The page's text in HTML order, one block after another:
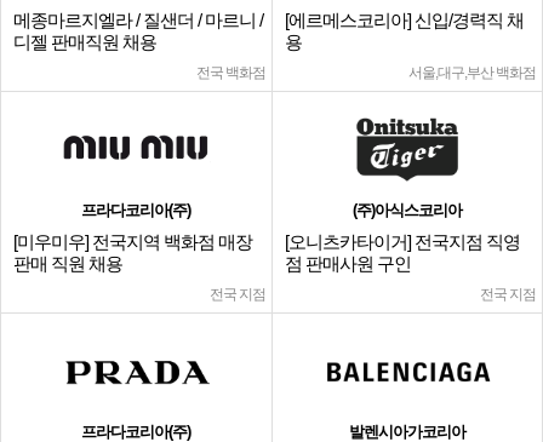
메종마르지엘라 / 질샌더 / 마르니 /
디젤 판매직원 채용
전국 백화점
[에르메스코리아] 신입/경력직 채
용
서울,대구,부산 백화점
프라다코리아(주)
[미우미우] 전국지역 백화점 매장
판매 직원 채용
전국 지점
(주)아식스코리아
[오니츠카타이거] 전국지점 직영
점 판매사원 구인
전국 지점
프라다코리아(주) 발렌시아가코리아